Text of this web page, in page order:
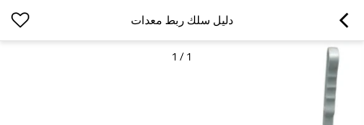
دليل سلك ربط معدات
1
/
1